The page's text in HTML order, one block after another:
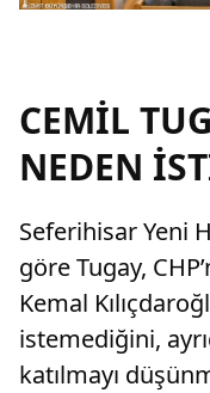
CEMİL
NEDEN
Seferihisar Yeni
göre Tugay,
Kemal
istemediğini,
katılmayı